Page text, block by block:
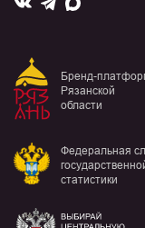
Бренд-
Рязанской
области
Федеральная
статистики